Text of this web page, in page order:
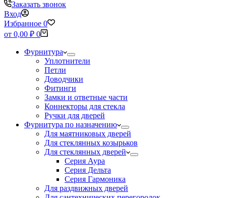
Заказать звонок
Вход
Избранное 0
Корзина
от 0,00 ₽ 0
Фурнитура
Уплотнители
Петли
Доводчики
Фитинги
Замки и ответные части
Коннекторы для стекла
Ручки для дверей
Фурнитура по назначению
Для маятниковых дверей
Для стеклянных козырьков
Для стеклянных дверей
Серия Аура
Серия Дельта
Серия Гармоника
Для раздвижных дверей